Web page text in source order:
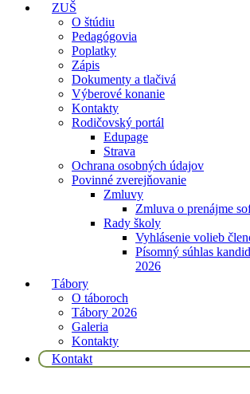
ZUŠ
O štúdiu
Pedagógovia
Poplatky
Zápis
Dokumenty a tlačivá
Výberové konanie
Kontakty
Rodičovský portál
Edupage
Strava
Ochrana osobných údajov
Povinné zverejňovanie
Zmluvy
Zmluva o prenájme
Rady školy
Vyhlásenie volieb
Písomný súhlas
2026
Tábory
O táboroch
Tábory 2026
Galeria
Kontakty
Kontakt